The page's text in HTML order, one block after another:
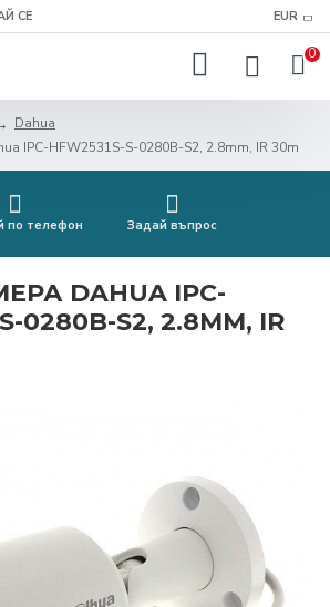
СЕ EUR
0
Dahua
IPC-HFW2531S-S-0280B-S2, 2.8mm, IR 30m
по телефон Задай въпрос
DAHUA IPC-
0280B-S2, 2.8MM, IR